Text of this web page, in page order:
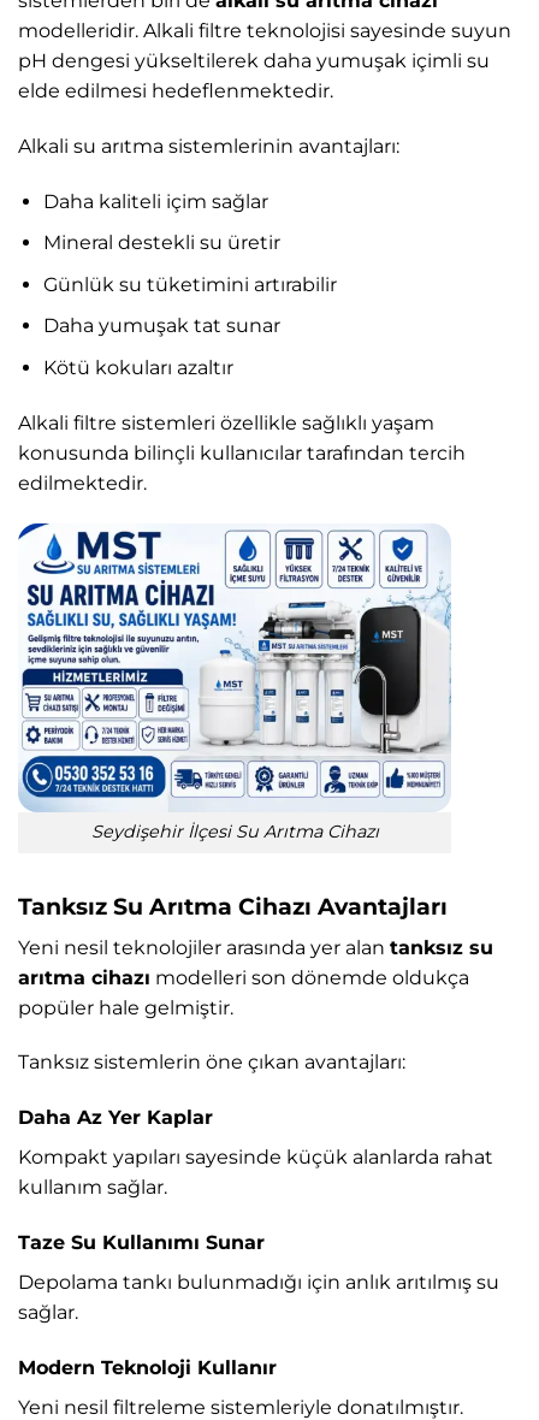
modelleridir. Alkali filtre teknolojisi sayesinde suyun
pH dengesi yükseltilerek daha yumuşak içimli su
elde edilmesi hedeflenmektedir.
Alkali su arıtma sistemlerinin avantajları:
Daha kaliteli içim sağlar
Mineral destekli su üretir
Günlük su tüketimini artırabilir
Daha yumuşak tat sunar
Kötü kokuları azaltır
Alkali filtre sistemleri özellikle sağlıklı yaşam
konusunda bilinçli kullanıcılar tarafından tercih
edilmektedir.
Seydişehir İlçesi Su Arıtma Cihazı
Tanksız Su Arıtma Cihazı Avantajları
Yeni nesil teknolojiler arasında yer alan tanksız su
arıtma cihazı modelleri son dönemde oldukça
popüler hale gelmiştir.
Tanksız sistemlerin öne çıkan avantajları:
Daha Az Yer Kaplar
Kompakt yapıları sayesinde küçük alanlarda rahat
kullanım sağlar.
Taze Su Kullanımı Sunar
Depolama tankı bulunmadığı için anlık arıtılmış su
sağlar.
Modern Teknoloji Kullanır
Yeni nesil filtreleme sistemleriyle donatılmıştır.